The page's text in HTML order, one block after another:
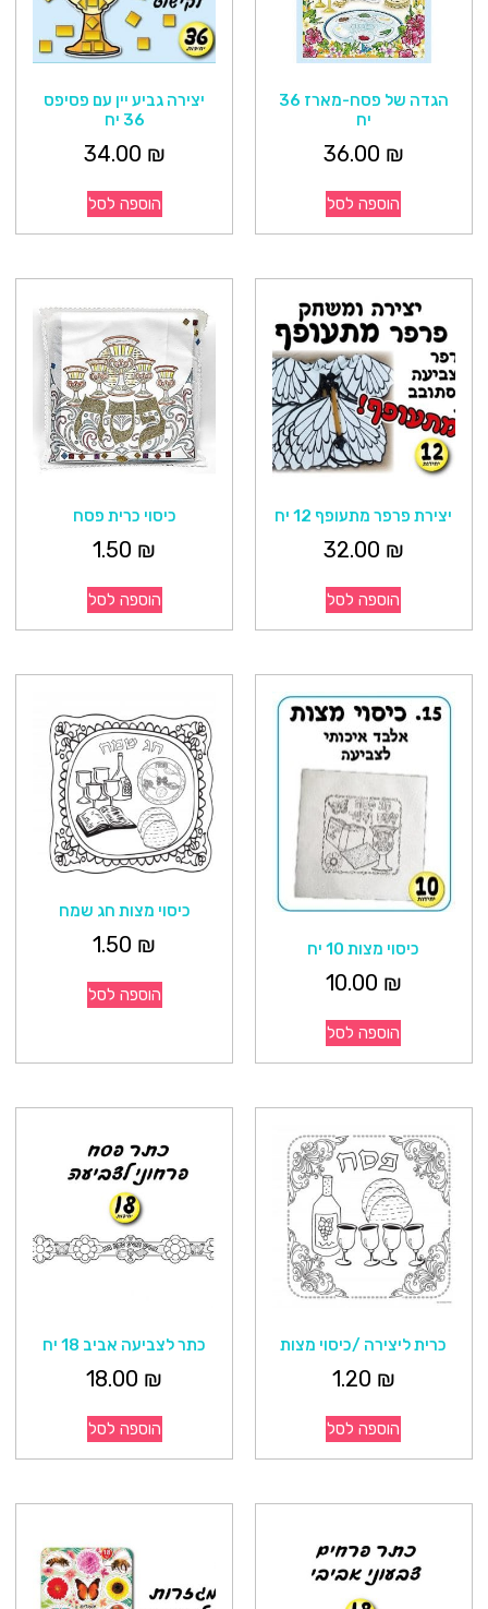
הגדה של פסח-מארז 36
יח
36.00 ₪
הוספה לסל
יצירה גביע יין עם פסיפס
36 יח
34.00 ₪
הוספה לסל
יצירת פרפר מתעופף 12 יח
32.00 ₪
הוספה לסל
כיסוי כרית פסח
1.50 ₪
הוספה לסל
כיסוי מצות 10 יח
10.00 ₪
הוספה לסל
כיסוי מצות חג שמח
1.50 ₪
הוספה לסל
כרית ליצירה /כיסוי מצות
1.20 ₪
הוספה לסל
כתר לצביעה אביב 18 יח
18.00 ₪
הוספה לסל